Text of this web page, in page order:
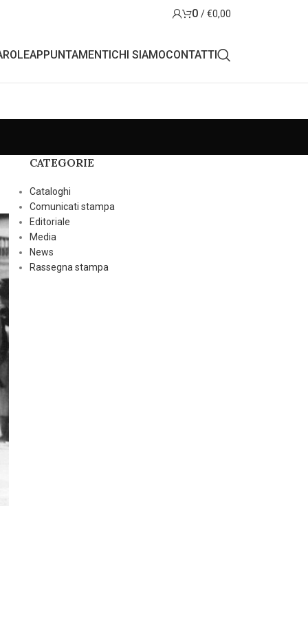
0 /€0,00
APPUNTAMENTICHI SIAMOCONTATTI
CATEGORIE
Cataloghi
Comunicati stampa
Editoriale
Media
News
Rassegna stampa